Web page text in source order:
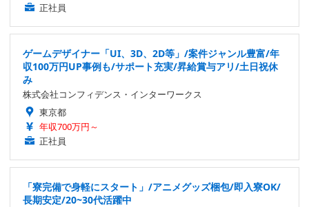
正社員
ゲームデザイナー「UI、3D、2D等」/案件ジャンル豊富/年
収100万円UP事例も/サポート充実/昇給賞与アリ/土日祝休
み
株式会社コンフィデンス・インターワークス
東京都
年収700万円～
正社員
「寮完備で身軽にスタート」/アニメグッズ梱包/即入寮OK/
長期安定/20~30代活躍中